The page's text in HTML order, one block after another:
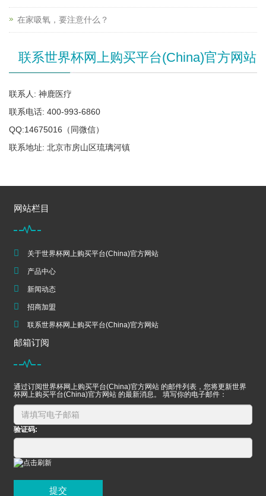
在家吸氧，要注意什么？
联系世界杯网上购买平台(China)官方网站
联系人: 神鹿医疗
联系电话: 400-993-6860
QQ:14675016（同微信）
联系地址: 北京市房山区琉璃河镇
网站栏目
关于世界杯网上购买平台(China)官方网站
产品中心
新闻动态
招商加盟
联系世界杯网上购买平台(China)官方网站
邮箱订阅
通过订阅世界杯网上购买平台(China)官方网站 的邮件列表，您将更新世界
杯网上购买平台(China)官方网站 的最新消息。 填写你的电子邮件：
验证码:
提交